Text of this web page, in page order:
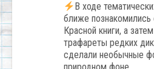
В ходе
ближе
Красной книги, а
трафареты редких
сделали необычные